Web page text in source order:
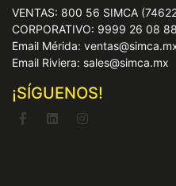
VENTAS: 800 56 SIMCA
CORPORATIVO: 9999 26 08 88
Email Mérida:
Email Riviera: sales@simca.mx
¡SÍGUENOS!